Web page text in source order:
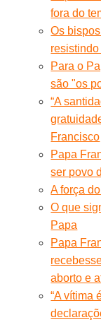
fora do
Os
Para o
são "os
“A
Francisco
Papa
ser povo
A força
O que
Papa
Papa
aborto e
“A vítima